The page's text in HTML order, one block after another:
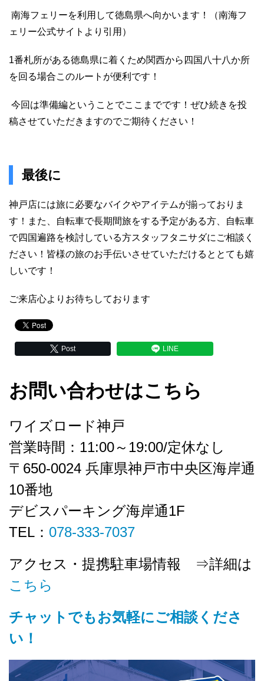
南海フェリーを利用して徳島県へ向かいます！（南海フ
ェリー公式サイトより引用）
1番札所がある徳島県に着くため関西から四国八十八か所
を回る場合このルートが便利です！
今回は準備編ということでここまでです！ぜひ続きを投
稿させていただきますのでご期待ください！
最後に
神戸店には旅に必要なバイクやアイテムが揃っておりま
す！また、自転車で長期間旅をする予定がある方、自転車
で四国遍路を検討している方スタッフタニサダにご相談く
ださい！皆様の旅のお手伝いさせていただけるととても嬉
しいです！
ご来店心よりお待ちしております
Post LINE
お問い合わせはこちら
ワイズロード神戸
営業時間：11:00～19:00/定休なし
〒650-0024 兵庫県神戸市中央区海岸通
10番地
デビスパーキング海岸通1F
TEL： 078-333-7037
アクセス・提携駐車場情報 ⇒詳細は
こちら
チャットでもお気軽にご相談くださ
い！